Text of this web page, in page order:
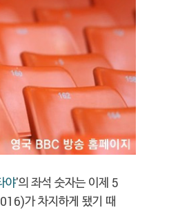
야'의 좌석 숫자는 이제 5
가 차지하게 됐기 때